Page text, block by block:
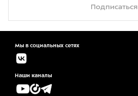
Подписаться
Мы в социальных сетях
Наши каналы